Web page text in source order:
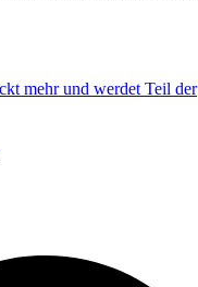
mehr und werdet Teil der